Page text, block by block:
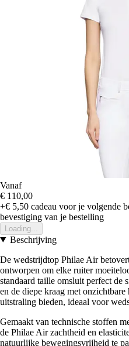
Vanaf
€ 110,00
+€ 5,50 cadeau voor je volgende
bevestiging van je bestelling
Loading...
Beschrijving
De wedstrijdtop Philae Air
ontworpen om elke ruiter
standaard taille omsluit perfect de
en de diepe kraag met
uitstraling bieden, ideaal voor
Gemaakt van technische stoffen
de Philae Air zachtheid en
natuurlijke bewegingsvrijheid te